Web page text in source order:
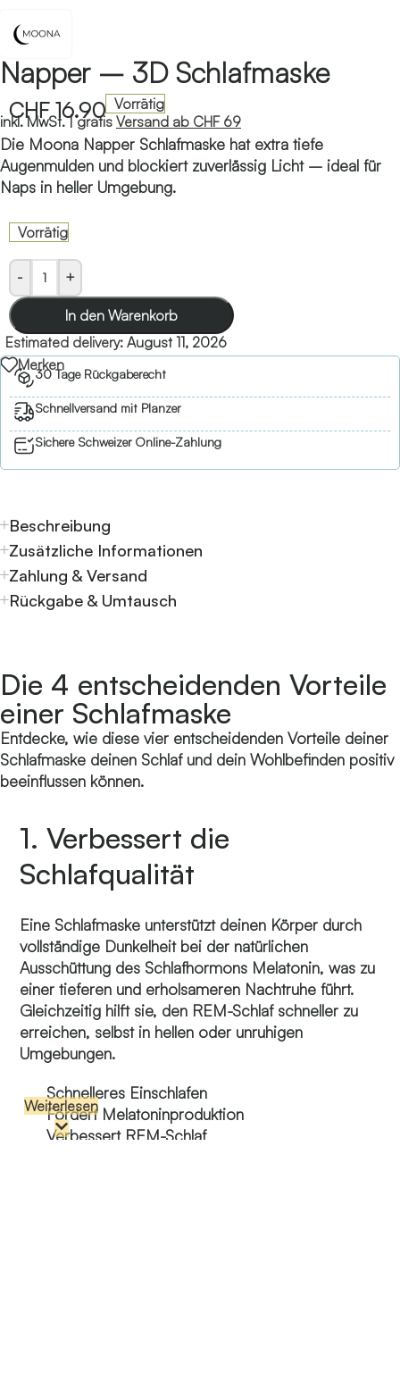
Napper – 3D Schlafmaske
CHF16.90 Vorrätig
inkl. MwSt. |gratis Versand ab CHF 69
Die Moona Napper Schlafmaske hat extra tiefe
Augenmulden und blockiert zuverlässig Licht – ideal für
Naps in heller Umgebung.
Vorrätig
- +
In den Warenkorb
Estimated delivery: August 11, 2026
Merken
30 Tage Rückgaberecht
Schnellversand mit Planzer
Sichere Schweizer Online-Zahlung
Beschreibung
Zusätzliche Informationen
Zahlung & Versand
Rückgabe & Umtausch
Die 4 entscheidenden Vorteile
einer Schlafmaske
Entdecke, wie diese vier entscheidenden Vorteile deiner
Schlafmaske deinen Schlaf und dein Wohlbefinden positiv
beeinflussen können.
1. Verbessert die
Schlafqualität
Eine Schlafmaske unterstützt deinen Körper durch
vollständige Dunkelheit bei der natürlichen
Ausschüttung des Schlafhormons Melatonin, was zu
einer tieferen und erholsameren Nachtruhe führt.
Gleichzeitig hilft sie, den REM-Schlaf schneller zu
erreichen, selbst in hellen oder unruhigen
Umgebungen.
Schnelleres Einschlafen
Fördert Melatoninproduktion
Verbessert REM-Schlaf
Weiterlesen